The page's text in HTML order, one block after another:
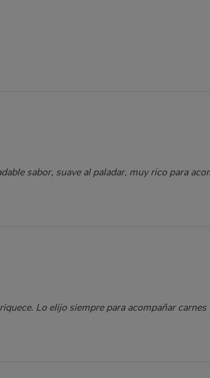
sabor, suave al paladar, muy rico para
Lo elijo siempre para acompañar carnes